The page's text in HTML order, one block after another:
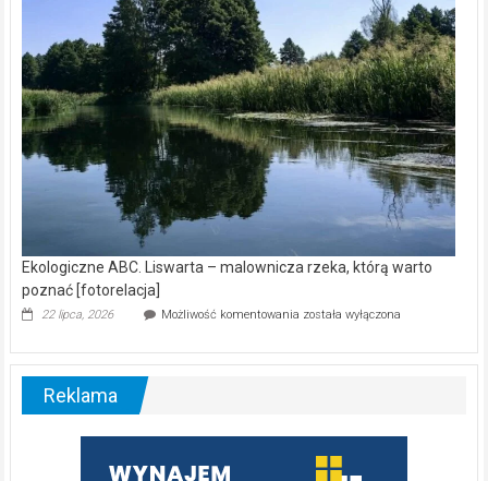
Ekologiczne ABC. Liswarta – malownicza rzeka, którą warto
poznać [fotorelacja]
22 lipca, 2026 Możliwość komentowania Ekologiczne
–
warto
poznać
[fotorelacja]
została wyłączona
Reklama